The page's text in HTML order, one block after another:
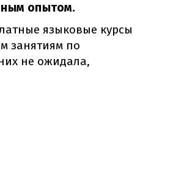
опытом.
языковые курсы
занятиям по
не ожидала,